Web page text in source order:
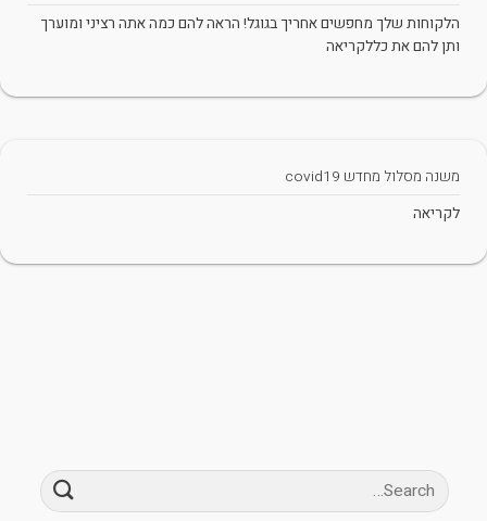
הלקוחות שלך מחפשים אחריך בגוגל! הראה להם כמה אתה רציני ומוערך
ותן להם את כללקריאה
משנה מסלול מחדש covid19
לקריאה